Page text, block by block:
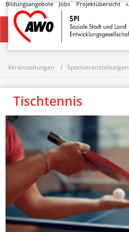
Bildungsangebote Jobs Projektübersicht A
Startseite
Veranstaltungen Sportveranstaltungen
Tischtennis